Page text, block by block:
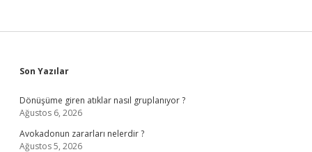
Sidebar
Son Yazılar
Dönüşüme giren atıklar nasıl gruplanıyor ?
Ağustos 6, 2026
Avokadonun zararları nelerdir ?
Ağustos 5, 2026